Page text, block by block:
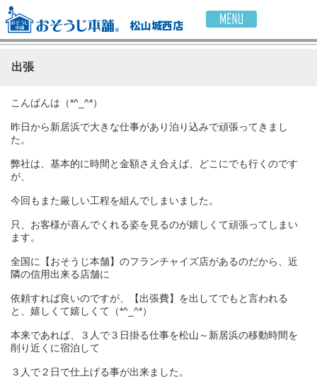
松山城西店
出張
こんばんは（*^_^*）
昨日から新居浜で大きな仕事があり泊り込みで頑張ってきまし
た。
弊社は、基本的に時間と金額さえ合えば、どこにでも行くのです
が、
今回もまた厳しい工程を組んでしまいました。
只、お客様が喜んでくれる姿を見るのが嬉しくて頑張ってしまい
ます。
全国に【おそうじ本舗】のフランチャイズ店があるのだから、近
隣の信用出来る店舗に
依頼すれば良いのですが、【出張費】を出してでもと言われる
と、嬉しくて嬉しくて（*^_^*）
本来であれば、３人で３日掛る仕事を松山～新居浜の移動時間を
削り近くに宿泊して
３人で２日で仕上げる事が出来ました。